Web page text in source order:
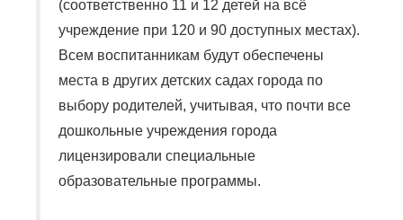
(соответственно 11 и 12 детей на всё
учреждение при 120 и 90 доступных местах).
Всем воспитанникам будут обеспечены
места в других детских садах города по
выбору родителей, учитывая, что почти все
дошкольные учреждения города
лицензировали специальные
образовательные программы.